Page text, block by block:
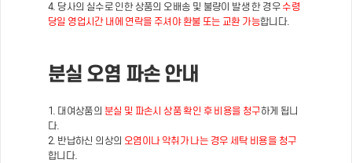
4. 당사의 실수로 인한 상품의 오배송 및 불량이 발생 한 경우 수령
당일 영업시간 내에 연락을 주셔야 환불 또는 교환 가능합니다.
분실 오염 파손 안내
1. 대여상품의 분실 및 파손시 상품 확인 후 비용을 청구하게 됩니
다.
2. 반납하신 의상의 오염이나 악취가 나는 경우 세탁 비용을 청구
합니다.